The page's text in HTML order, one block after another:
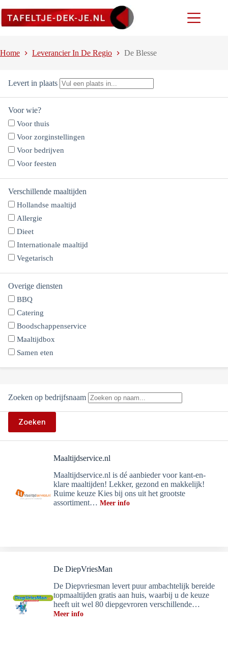
naar
Home Leverancier In De Regio De Blesse
Levert in plaats
Voor wie?
Voor thuis
Voor zorginstellingen
Voor bedrijven
Voor feesten
Verschillende maaltijden
Hollandse maaltijd
Allergie
Dieet
Internationale maaltijd
Vegetarisch
Overige diensten
BBQ
Catering
Boodschappenservice
Maaltijdbox
Samen eten
Zoeken op bedrijfsnaam
Zoeken
Maaltijdservice.nl
Maaltijdservice.nl is dé aanbieder voor kant-en-
klare maaltijden! Lekker, gezond en makkelijk!
Ruime keuze Kies bij ons uit het grootste
assortiment… Meer info
De DiepVriesMan
De Diepvriesman levert puur ambachtelijk bereide
topmaaltijden gratis aan huis, waarbij u de keuze
heeft uit wel 80 diepgevroren verschillende…
Meer info